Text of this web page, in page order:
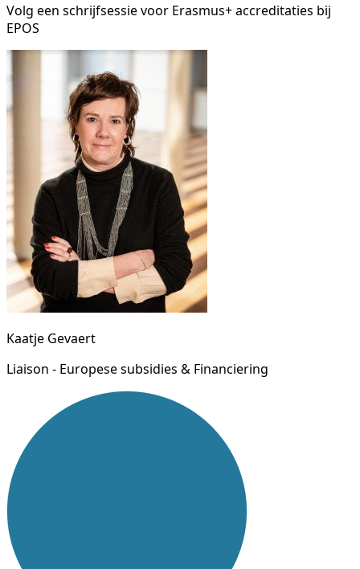
Volg een schrijfsessie voor Erasmus+ accreditaties bij
EPOS
Kaatje Gevaert
Liaison - Europese subsidies & Financiering